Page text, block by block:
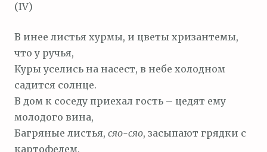
(IV)
В инее листья хурмы, и цветы хризантемы,
что у ручья,
Куры уселись на насест, в небе холодном
садится солнце.
В дом к соседу приехал гость – цедят ему
молодого вина,
Багряные листья, сяо-сяо, засыпают грядки с
картофелем.